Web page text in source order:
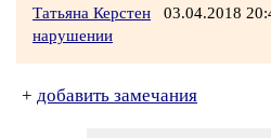
Татьяна Керстен 03.04.2018
нарушении
+ добавить замечания